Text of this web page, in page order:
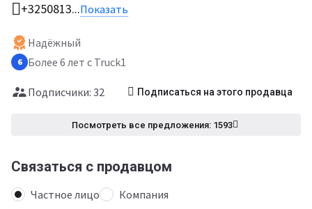
+3250813...Показать
Надёжный
6 Более 6 лет с Truck1
Подписчики: 32 Подписаться на этого продавца
Посмотреть все предложения: 1593
Связаться с продавцом
Частное лицо Компания